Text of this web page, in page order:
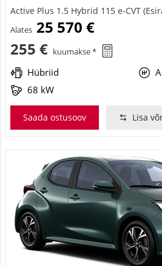
Active Plus 1.5 Hybrid 115 e-CVT
Alates 25 570 €
255 € kuumakse *
Hübriid
68 kW
Saada ostusoov Lisa